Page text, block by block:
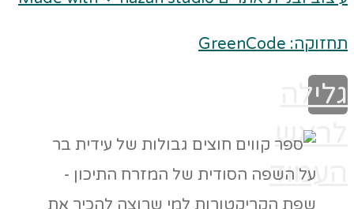
תחזוקה: GreenCode
גלילה
לראש
העמוד